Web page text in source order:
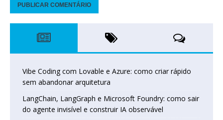
Vibe Coding com Lovable e Azure: como criar rápido
sem abandonar arquitetura
LangChain, LangGraph e Microsoft Foundry: como sair
do agente invisível e construir IA observável